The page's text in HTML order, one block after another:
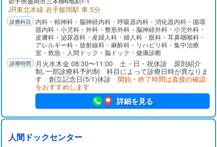
JR東北本線 岩手飯岡駅 車 5分
内科・精神科・脳神経内科・呼吸器内科・消化器内科・循環
器内科・小児科・外科・整形外科・脳神経外科・小児外科・
皮膚科・泌尿器科・産婦人科・婦人科・眼科・耳鼻咽喉科・
アレルギー科・放射線科・麻酔科・リハビリ科・集中治療
室・救急・人間ドック・脳ドック・健康診断
月火水木金 08:30〜11:00 土・日・祝休診 原則紹介
制､一部診療科予約制 科目によって診療日時が異なりま
す 創立記念日(5/1)休診 開始・終了時間は直接の確認
をおすすめします
詳細を見る
人間ドックセンター